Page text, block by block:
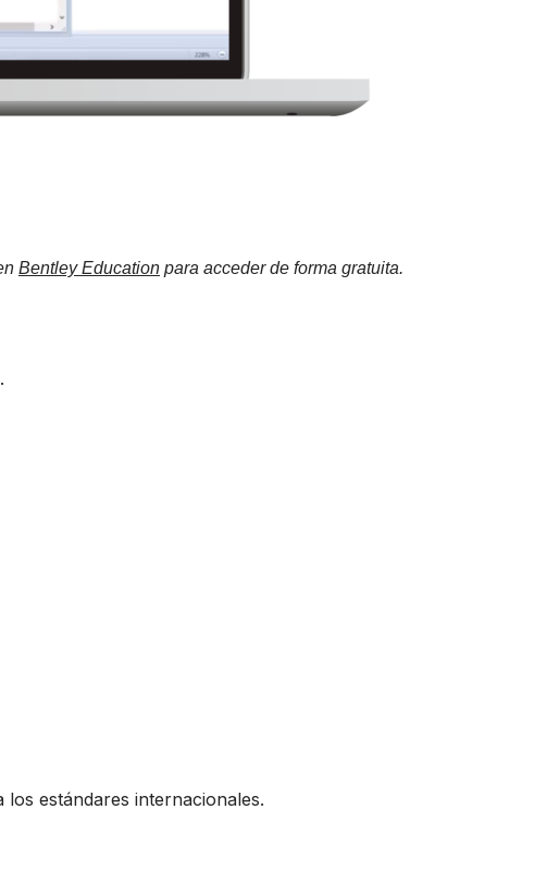
Bentley Education para acceder de forma gratuita.
estándares internacionales.